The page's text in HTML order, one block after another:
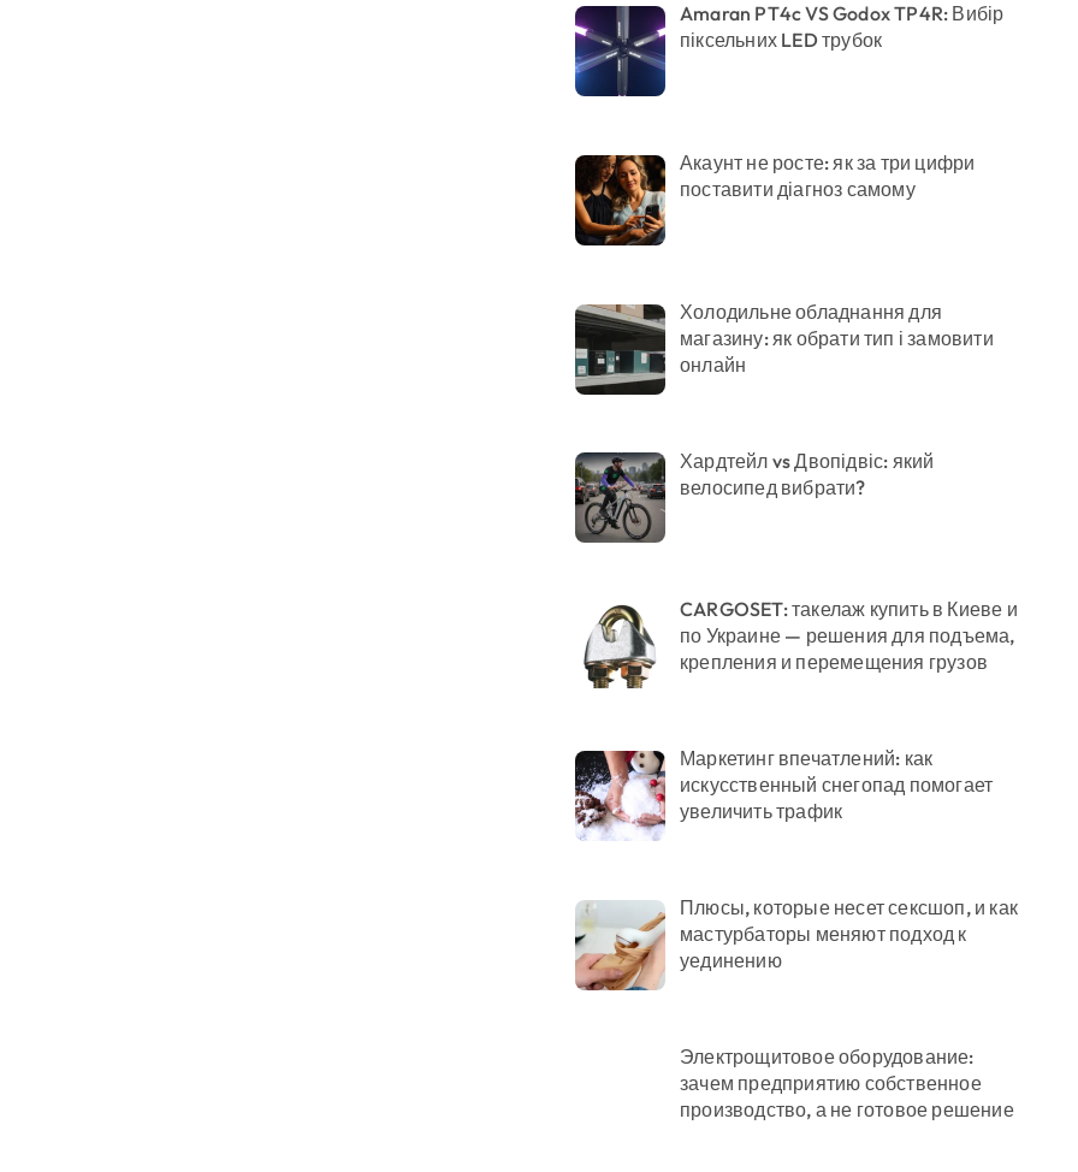
Amaran PT4c VS Godox TP4R: Вибір
піксельних LED трубок
Акаунт не росте: як за три цифри
поставити діагноз самому
Холодильне обладнання для
магазину: як обрати тип і замовити
онлайн
Хардтейл vs Двопідвіс: який
велосипед вибрати?
CARGOSET: такелаж купить в Киеве и
по Украине — решения для подъема,
крепления и перемещения грузов
Маркетинг впечатлений: как
искусственный снегопад помогает
увеличить трафик
Плюсы, которые несет сексшоп, и как
мастурбаторы меняют подход к
уединению
Электрощитовое оборудование:
зачем предприятию собственное
производство, а не готовое решение